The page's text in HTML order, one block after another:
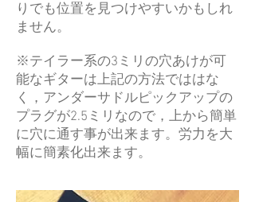
りでも位置を見つけやすいかもしれ
ません。
※テイラー系の3ミリの穴あけが可
能なギターは上記の方法でははな
く，アンダーサドルピックアップの
プラグが2.5ミリなので，上から簡単
に穴に通す事が出来ます。労力を大
幅に簡素化出来ます。